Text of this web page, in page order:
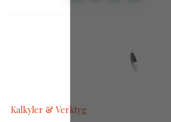
Kalkyler & Verktyg